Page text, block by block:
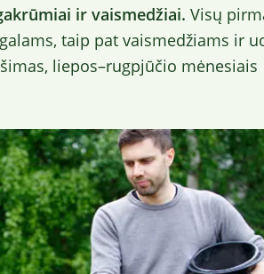
ir vaismedžiai. Visų
taip pat vaismedžiams ir
liepos–rugpjūčio mėnesiais